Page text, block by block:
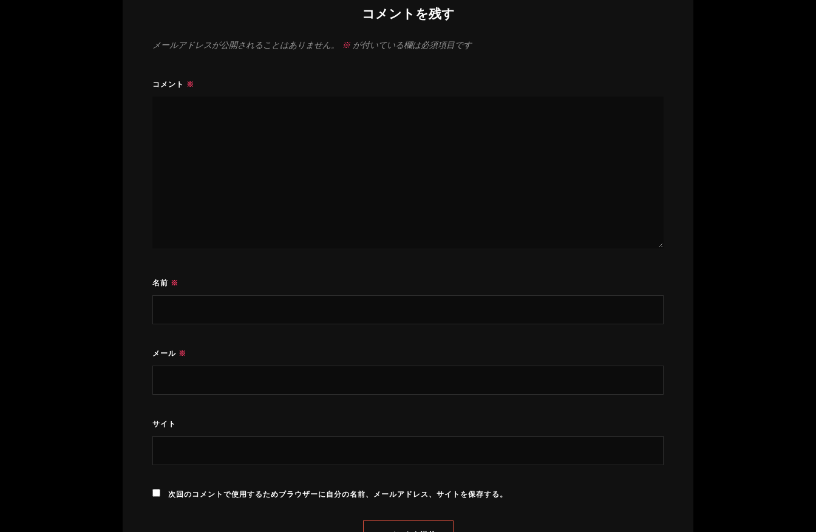
コメントを残す
メールアドレスが公開されることはありません。 ※が付いている欄は必須項目です
コメント ※
名前 ※
メール ※
サイト
次回のコメントで使用するためブラウザーに自分の名前、メールアドレス、サイトを保存する。